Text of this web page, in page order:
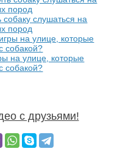
собаку слушаться на
пород
на улице, которые
собакой?
с друзьями!